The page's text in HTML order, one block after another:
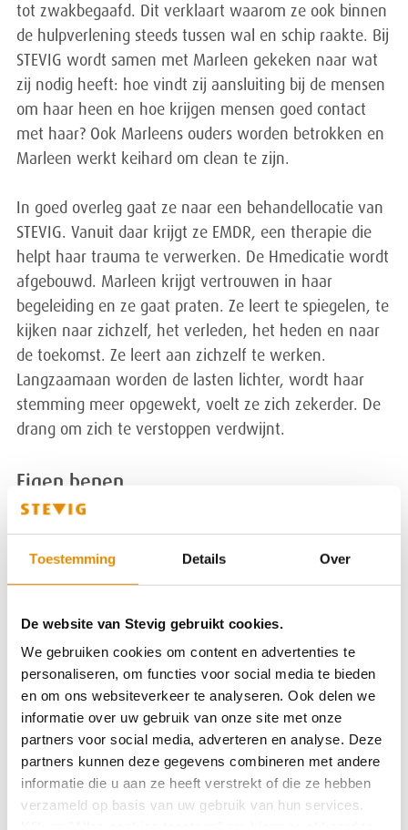
Toestemming Details Over
De website van Stevig gebruikt cookies.
We gebruiken cookies om content en advertenties te
personaliseren, om functies voor social media te bieden
en om ons websiteverkeer te analyseren. Ook delen we
informatie over uw gebruik van onze site met onze
partners voor social media, adverteren en analyse. Deze
partners kunnen deze gegevens combineren met andere
informatie die u aan ze heeft verstrekt of die ze hebben
verzameld op basis van uw gebruik van hun services.
tot zwakbegaafd. Dit verklaart waarom ze ook binnen
de hulpverlening steeds tussen wal en schip raakte. Bij
STEVIG wordt samen met Marleen gekeken naar wat
zij nodig heeft: hoe vindt zij aansluiting bij de mensen
om haar heen en hoe krijgen mensen goed contact
met haar? Ook Marleens ouders worden betrokken en
Marleen werkt keihard om clean te zijn.
In goed overleg gaat ze naar een behandellocatie van
STEVIG. Vanuit daar krijgt ze EMDR, een therapie die
helpt haar trauma te verwerken. De Hmedicatie wordt
afgebouwd. Marleen krijgt vertrouwen in haar
begeleiding en ze gaat praten. Ze leert te spiegelen, te
kijken naar zichzelf, het verleden, het heden en naar
de toekomst. Ze leert aan zichzelf te werken.
Langzaamaan worden de lasten lichter, wordt haar
stemming meer opgewekt, voelt ze zich zekerder. De
drang om zich te verstoppen verdwijnt.
Eigen benen
zelfstandig wonen, met ambulante begeleiding van
volgen. Op de Fontys Hogeschool laat ze zich opleiden
tot ervaringsdeskundige. In de tussentijd loopt ze stage
bij Dichterbij en STEVIG. Ze krijgt aanvullend een
Wajong-uitkering, maar dat wil ze helemaal niet.
Marleen wil haar eigen geld verdienen, zo min
mogelijk afhankelijk zijn. Die ambitie straalt ze ook vol
trots uit en zo bemachtigt ze een baan bij STEVIG.
En daar staat ze dan. Krachtig in haar rol als buddy